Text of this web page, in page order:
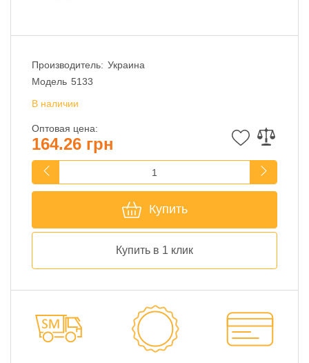
Производитель: Украина
Модель 5133
В наличии
Оптовая цена:
164.26 грн
Купить
Купить в 1 клик